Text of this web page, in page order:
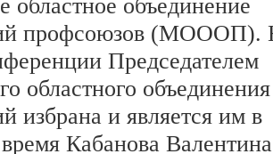
областное объединение
профсоюзов (МОООП).
Председателем
областного объединения
избрана и является им в
Кабанова Валентина